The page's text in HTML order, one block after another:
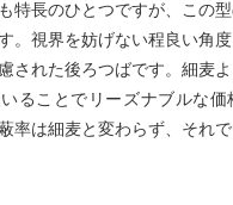
特長のひとつですが、この
。視界を妨げない程良い角
された後ろつばです。細麦
ることでリーズナブルな価
率は細麦と変わらず、それ